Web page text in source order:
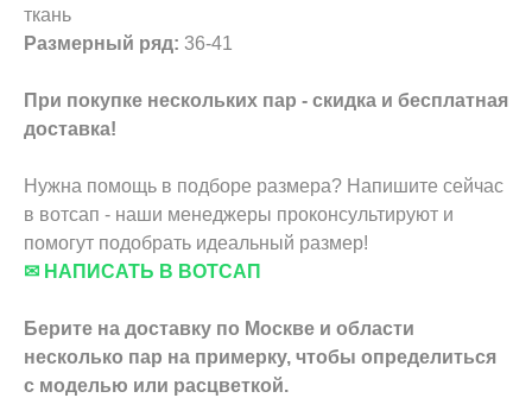
ткань
Размерный ряд: 36-41
При покупке нескольких пар - скидка и бесплатная
доставка!
Нужна помощь в подборе размера? Напишите сейчас
в вотсап - наши менеджеры проконсультируют и
помогут подобрать идеальный размер!
✉ НАПИСАТЬ В ВОТСАП
Берите на доставку по Москве и области
несколько пар на примерку, чтобы определиться
с моделью или расцветкой.